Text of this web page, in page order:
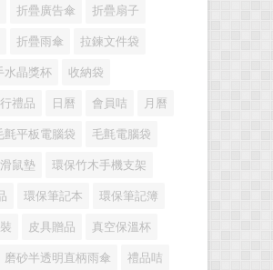
折疊廣告傘 折疊扇子
折疊雨傘 拉鍊文件袋
水晶獎杯 收納袋
禮品 日曆 會員咭 月曆
氈平板電腦袋 毛氈電腦袋
鼠墊 環保竹木手機支架
環保筆記本 環保筆記簿
皮具贈品 真空保溫杯
磨砂半透明直柄雨傘 禮品咭